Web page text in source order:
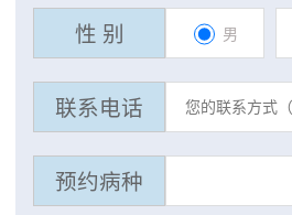
性 别 男
联系电话
预约病种